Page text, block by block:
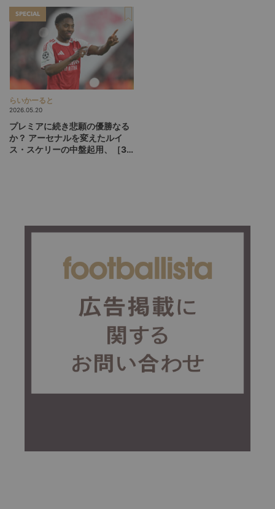
SPECIAL
らいかーると
2026.05.20
プレミアに続き悲願の優勝なる
か？ アーセナルを変えたルイ
ス・スケリーの中盤起用、［3-